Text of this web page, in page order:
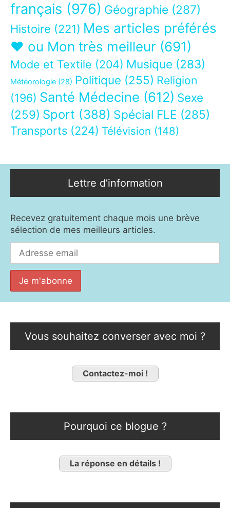
français (976) Géographie (287)
Histoire (221) Mes articles préférés
❤ ou Mon très meilleur (691)
Mode et Textile (204) Musique (283)
Météorologie (28) Politique (255) Religion
(196) Santé Médecine (612) Sexe
(259) Sport (388) Spécial FLE (285)
Transports (224) Télévision (148)
Lettre d’information
Recevez gratuitement chaque mois une brève
sélection de mes meilleurs articles.
Vous souhaitez converser avec moi ?
Contactez-moi !
Pourquoi ce blogue ?
La réponse en détails !